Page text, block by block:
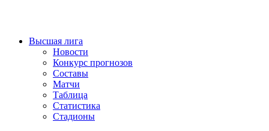
Высшая лига
Новости
Конкурс прогнозов
Составы
Матчи
Таблица
Статистика
Стадионы